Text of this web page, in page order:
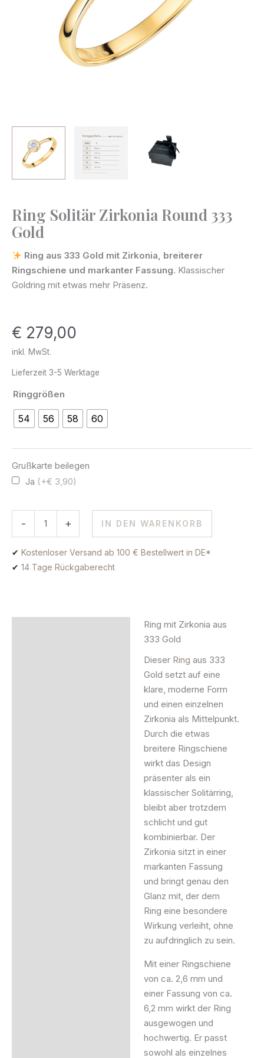
Ring Solitär Zirkonia Round 333
Gold
Ring aus 333 Gold mit Zirkonia, breiterer
Ringschiene und markanter Fassung. Klassischer
Goldring mit etwas mehr Präsenz.
€ 279,00
inkl. MwSt.
Lieferzeit 3-5 Werktage
Ringgrößen
54 56 58 60
Grußkarte beilegen
Ja (+€ 3,90)
-
Ring
Solitär
Round
333
+ IN DEN WARENKORB
✔ Kostenloser Versand ab 100 € Bestellwert in DE*
✔ 14 Tage Rückgaberecht
Ring mit Zirkonia aus
333 Gold
Dieser Ring aus 333
Gold setzt auf eine
klare, moderne Form
und einen einzelnen
Zirkonia als Mittelpunkt.
Durch die etwas
breitere Ringschiene
wirkt das Design
präsenter als ein
klassischer Solitärring,
bleibt aber trotzdem
schlicht und gut
kombinierbar. Der
Zirkonia sitzt in einer
markanten Fassung
und bringt genau den
Glanz mit, der dem
Ring eine besondere
Wirkung verleiht, ohne
zu aufdringlich zu sein.
Mit einer Ringschiene
von ca. 2,6 mm und
einer Fassung von ca.
6,2 mm wirkt der Ring
ausgewogen und
hochwertig. Er passt
sowohl als einzelnes